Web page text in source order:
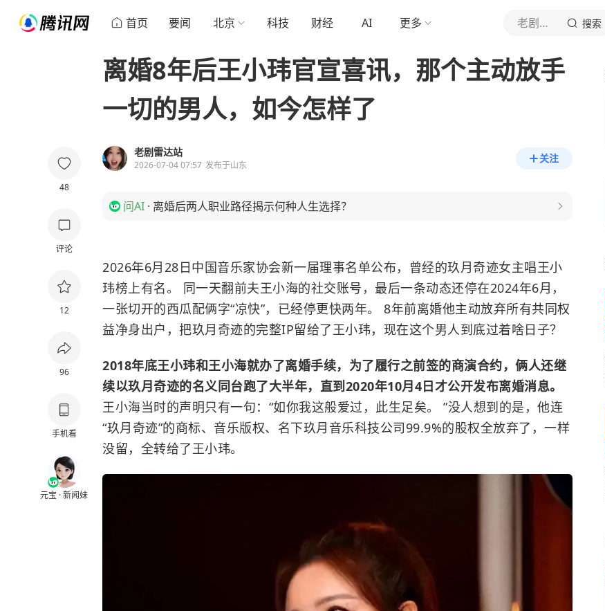
首页 要闻 北京 科技 财经 AI 更多 老剧雷达站 搜索
48
评论
12
96
手机看
元宝 · 新闻妹
离婚8年后王小玮官宣喜讯，那个主动放手
一切的男人，如今怎样了
老剧雷达站
2026-07-04 07:57 发布于山东
关注
问AI · 离婚后两人职业路径揭示何种人生选择？
2026年6月28日中国音乐家协会新一届理事名单公布，曾经的玖月奇迹女主唱王小
玮榜上有名。 同一天翻前夫王小海的社交账号，最后一条动态还停在2024年6月，
一张切开的西瓜配俩字“凉快”，已经停更快两年。 8年前离婚他主动放弃所有共同权
益净身出户，把玖月奇迹的完整IP留给了王小玮，现在这个男人到底过着啥日子？
2018年底王小玮和王小海就办了离婚手续，为了履行之前签的商演合约，俩人还继
续以玖月奇迹的名义同台跑了大半年，直到2020年10月4日才公开发布离婚消息。
王小海当时的声明只有一句：“如你我这般爱过，此生足矣。 ”没人想到的是，他连
“玖月奇迹”的商标、音乐版权、名下玖月音乐科技公司99.9%的股权全放弃了，一样
没留，全转给了王小玮。